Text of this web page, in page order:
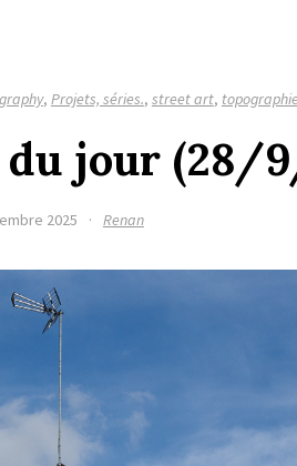
, Projets, séries., street art, topographie
du jour (28/
2025 · Renan